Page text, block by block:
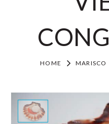
HOME MARISCO